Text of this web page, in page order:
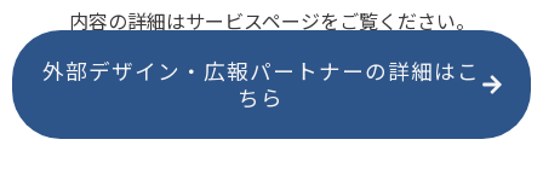
内容の詳細はサービスページをご覧ください。
外部デザイン・広報パートナーの詳細はこ
ちら